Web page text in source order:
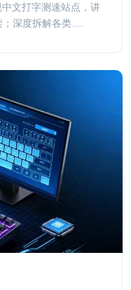
文打字测速站点，讲
深度拆解各类......